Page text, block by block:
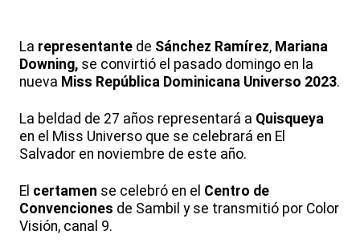
La representante de Sánchez Ramírez, Mariana
Downing, se convirtió el pasado domingo en la
nueva Miss República Dominicana Universo 2023.
La beldad de 27 años representará a Quisqueya
en el Miss Universo que se celebrará en El
Salvador en noviembre de este año.
El certamen se celebró en el Centro de
Convenciones de Sambil y se transmitió por Color
Visión, canal 9.